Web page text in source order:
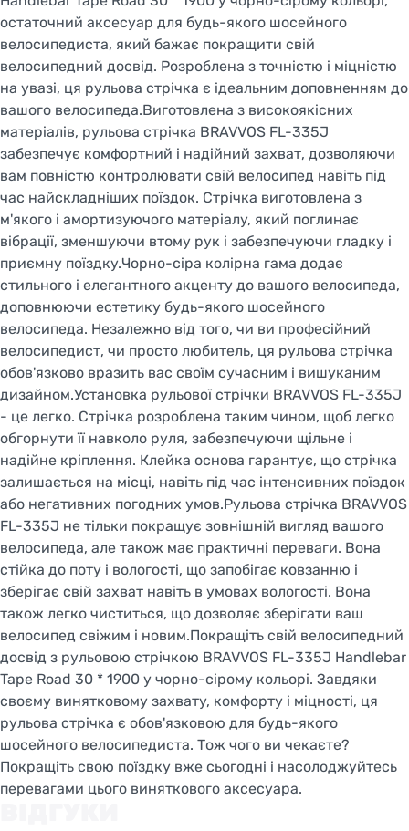
остаточний аксесуар для будь-якого шосейного
велосипедиста, який бажає покращити свій
велосипедний досвід. Розроблена з точністю і міцністю
на увазі, ця рульова стрічка є ідеальним доповненням до
вашого велосипеда.Виготовлена з високоякісних
матеріалів, рульова стрічка BRAVVOS FL-335J
забезпечує комфортний і надійний захват, дозволяючи
вам повністю контролювати свій велосипед навіть під
час найскладніших поїздок. Стрічка виготовлена з
м'якого і амортизуючого матеріалу, який поглинає
вібрації, зменшуючи втому рук і забезпечуючи гладку і
приємну поїздку.Чорно-сіра колірна гама додає
стильного і елегантного акценту до вашого велосипеда,
доповнюючи естетику будь-якого шосейного
велосипеда. Незалежно від того, чи ви професійний
велосипедист, чи просто любитель, ця рульова стрічка
обов'язково вразить вас своїм сучасним і вишуканим
дизайном.Установка рульової стрічки BRAVVOS FL-335J
- це легко. Стрічка розроблена таким чином, щоб легко
обгорнути її навколо руля, забезпечуючи щільне і
надійне кріплення. Клейка основа гарантує, що стрічка
залишається на місці, навіть під час інтенсивних поїздок
або негативних погодних умов.Рульова стрічка BRAVVOS
FL-335J не тільки покращує зовнішній вигляд вашого
велосипеда, але також має практичні переваги. Вона
стійка до поту і вологості, що запобігає ковзанню і
зберігає свій захват навіть в умовах вологості. Вона
також легко чиститься, що дозволяє зберігати ваш
велосипед свіжим і новим.Покращіть свій велосипедний
досвід з рульовою стрічкою BRAVVOS FL-335J Handlebar
Tape Road 30 * 1900 у чорно-сірому кольорі. Завдяки
своєму винятковому захвату, комфорту і міцності, ця
рульова стрічка є обов'язковою для будь-якого
шосейного велосипедиста. Тож чого ви чекаєте?
Покращіть свою поїздку вже сьогодні і насолоджуйтесь
перевагами цього виняткового аксесуара.